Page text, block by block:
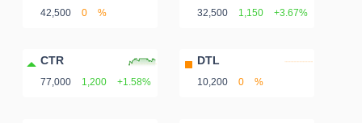
42,500 0 % 32,500 1,150 +3.67%
CTR
77,000 1,200 +1.58%
DTL
10,200 0 %